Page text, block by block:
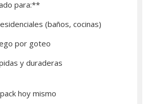
para:**
(baños, cocinas)
por goteo
y duraderas
hoy mismo